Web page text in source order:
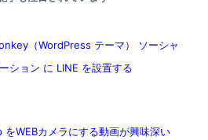
（WordPress テーマ） ソーシャ
ション に LINE を設置する
をWEBカメラにする動画が興味深い